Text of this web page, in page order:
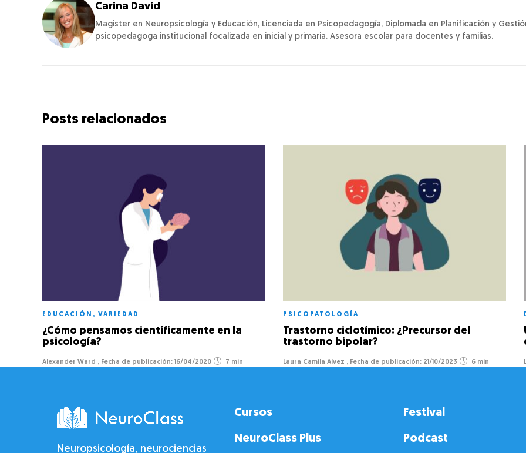
Carina David
Magister en Neuropsicología y Educación, Licenciada en Psicopedagogía, Diplomada en Planificación y
psicopedagoga institucional focalizada en inicial y primaria. Asesora escolar para docentes y familias.
Posts relacionados
EDUCACIÓN , VARIEDAD
¿Cómo pensamos científicamente en la
psicología?
Alexander Ward , 16/04/2020 7 min
PSICOPATOLOGÍA
Trastorno ciclotímico: ¿Precursor del
trastorno bipolar?
Laura Camila Alvez , 21/10/2023 6 min
Neuropsicología, neurociencias
Cursos
NeuroClass Plus
Festival
Podcast